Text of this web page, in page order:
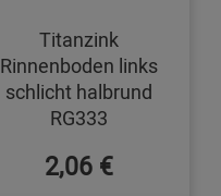
Titanzink
Rinnenboden links
schlicht halbrund
RG333
2,06 €